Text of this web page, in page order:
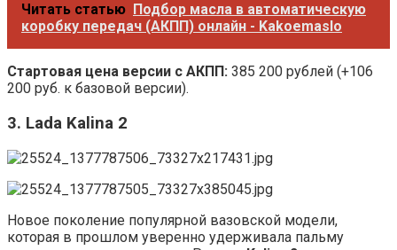
Читать статью Подбор масла в автоматическую
коробку передач (АКПП) онлайн - Kakoemaslo
Стартовая цена версии с АКПП: 385 200 рублей (+106
200 руб. к базовой версии).
3. Lada Kalina 2
Новое поколение популярной вазовской модели,
которая в прошлом уверенно удерживала пальму